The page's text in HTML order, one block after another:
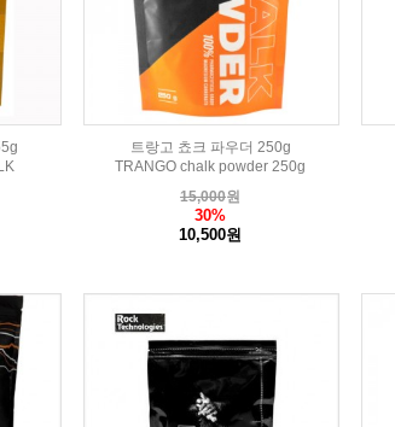
트랑고 쵸크 파우더 250g
TRANGO chalk powder 250g
15,000원
30%
10,500원